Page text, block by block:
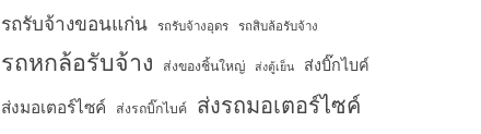
รถรับจ้างขอนแก่น รถรับจ้างอุดร รถสิบล้อรับจ้าง
รถหกล้อรับจ้าง ส่งของชิ้นใหญ่ ส่งตู้เย็น ส่งบิ๊กไบค์
ส่งมอเตอร์ไซค์ ส่งรถบิ๊กไบค์ ส่งรถมอเตอร์ไซค์